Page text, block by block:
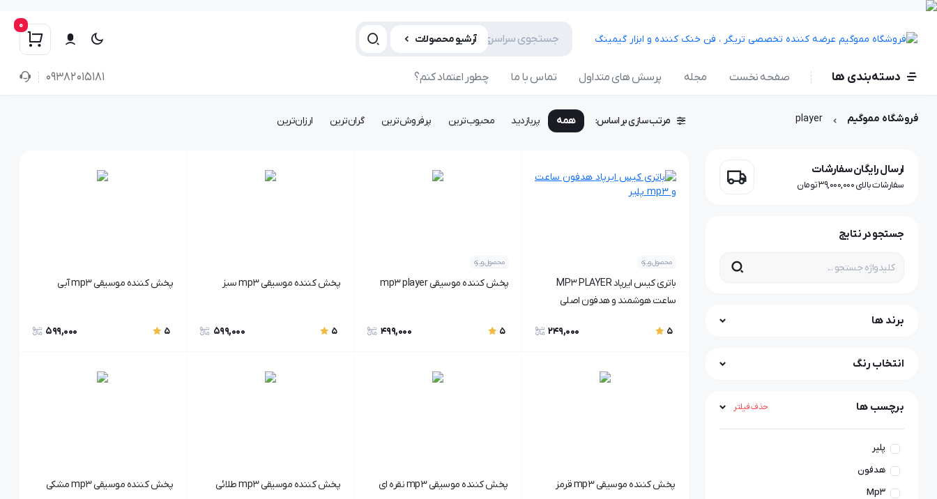
آرشیو محصولات
0
دسته‌بندی ها صفحه نخست مجله پرسش های متداول تماس با ما چطور اعتماد کنم؟ ۰۹۳۸۲۰۱۵۱۸۱
فروشگاه مموگیم player
ارسال رایگان سفارشات
سفارشات بالای 39,000,000 تومان
جستجو در نتایج
برند ها
انتخاب رنگ
برچسب ها حذف فیلتر
پلیر
هدفون
Mp3
مرتب سازی بر اساس: همه پربازدید محبوب‌ترین پرفروش‌ترین گران‌ترین ارزان‌ترین
محصول ویژه
باتری کیس ایرپاد MP3 PLAYER
ساعت هوشمند و هدفون اصلی
5
249,000
محصول ویژه
پخش کننده موسیقی mp3 player
5
499,000
پخش کننده موسیقی mp3 سبز
5
599,000
پخش کننده موسیقی mp3 آبی
5
599,000
پخش کننده موسیقی mp3 قرمز پخش کننده موسیقی mp3 نقره ای پخش کننده موسیقی mp3 طلائی پخش کننده موسیقی mp3 مشکی